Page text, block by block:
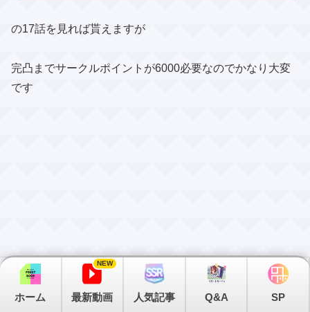
の17話を見れば貰えますが
完凸までサークルポイントが6000必要なのでかなり大変
です
ホーム
NEW
最新動画 人気記事 Q&A SP